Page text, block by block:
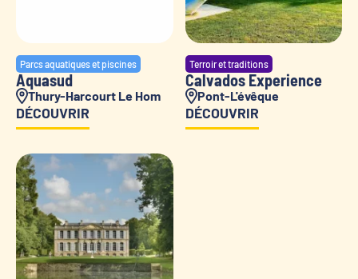
Parcs aquatiques et piscines
Aquasud
Thury-Harcourt Le Hom
DÉCOUVRIR
Terroir et traditions
Calvados Experience
Pont-L'évêque
DÉCOUVRIR